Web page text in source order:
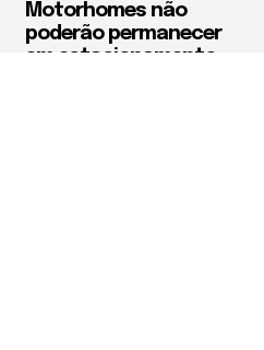
Motorhomes não
poderão permanecer
em estacionamento